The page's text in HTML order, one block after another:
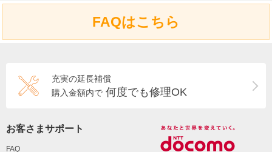
FAQはこちら
充実の延長補償
購入金額内で 何度でも修理OK
お客さまサポート
FAQ